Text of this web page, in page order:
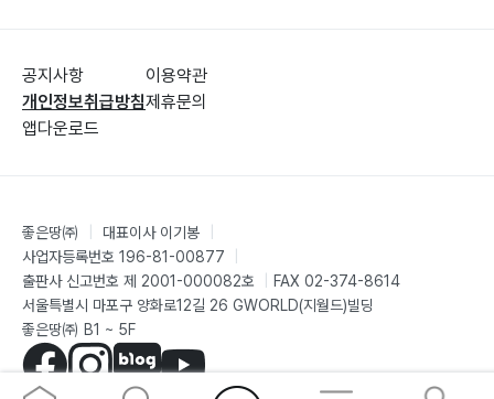
공지사항
개인정보취급방침
앱다운로드
이용약관
제휴문의
좋은땅㈜ 대표이사 이기봉
사업자등록번호 196-81-00877
출판사 신고번호 제 2001-000082호
FAX 02-374-8614
서울특별시 마포구 양화로12길 26 GWORLD(지월드)빌딩
좋은땅㈜ B1 ~ 5F